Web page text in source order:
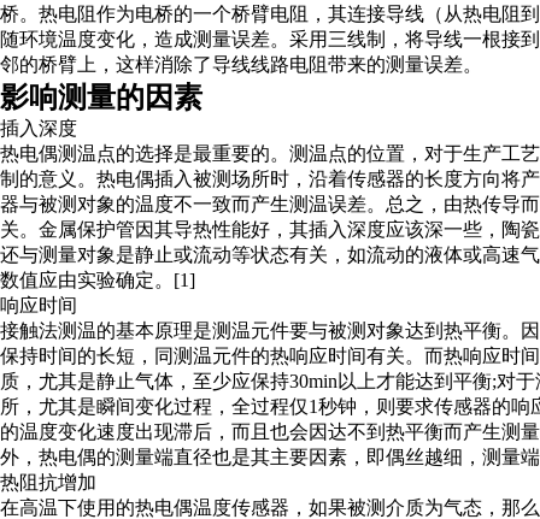
桥。热电阻作为电桥的一个桥臂电阻，其连接导线（从热电阻
随环境温度变化，造成测量误差。采用三线制，将导线一根接
邻的桥臂上，这样消除了导线线路电阻带来的测量误差。
影响测量的因素
插入深度
热电偶测温点的选择是最重要的。测温点的位置，对于生产工
制的意义。热电偶插入被测场所时，沿着传感器的长度方向将
器与被测对象的温度不一致而产生测温误差。总之，由热传导
关。金属保护管因其导热性能好，其插入深度应该深一些，陶
还与测量对象是静止或流动等状态有关，如流动的液体或高速
数值应由实验确定。[1]
响应时间
接触法测温的基本原理是测温元件要与被测对象达到热平衡。
保持时间的长短，同测温元件的热响应时间有关。而热响应时
质，尤其是静止气体，至少应保持30min以上才能达到平衡;对
所，尤其是瞬间变化过程，全过程仅1秒钟，则要求传感器的
的温度变化速度出现滞后，而且也会因达不到热平衡而产生测
外，热电偶的测量端直径也是其主要因素，即偶丝越细，测量
热阻抗增加
在高温下使用的热电偶温度传感器，如果被测介质为气态，那